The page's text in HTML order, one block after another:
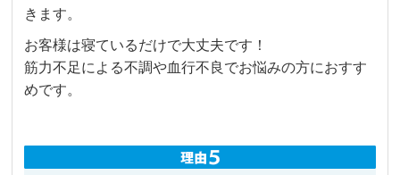
きます。
お客様は寝ているだけで大丈夫です！
筋力不足による不調や血行不良でお悩みの方におすす
めです。